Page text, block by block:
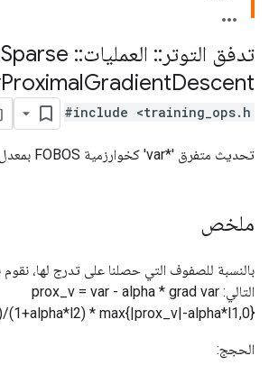
تدفق التوتر :: العمليات::
Sparse
ProximalGradientDescent
#include <training_ops.h>
تحديث متفرق '*var' كخوارزمية FOBOS بمعدل تعلم ثابت.
ملخص
التالي: prox_v = var - alpha * grad var
(1+alpha*l2) * max{|prox_v|-alpha*l1,0}
الحجج: